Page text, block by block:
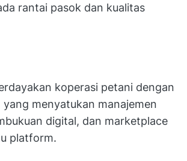
rantai pasok dan kualitas
koperasi petani dengan
menyatukan manajemen
digital, dan marketplace
platform.